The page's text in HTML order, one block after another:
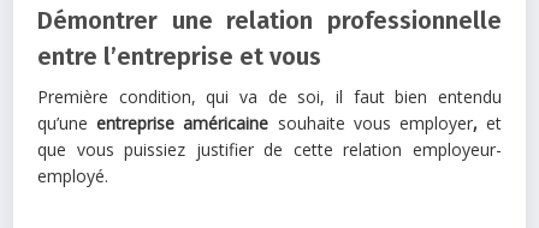
Démontrer une relation professionnelle
entre l’entreprise et vous
Première condition, qui va de soi, il faut bien entendu
qu’une entreprise américaine souhaite vous employer, et
que vous puissiez justifier de cette relation employeur-
employé.